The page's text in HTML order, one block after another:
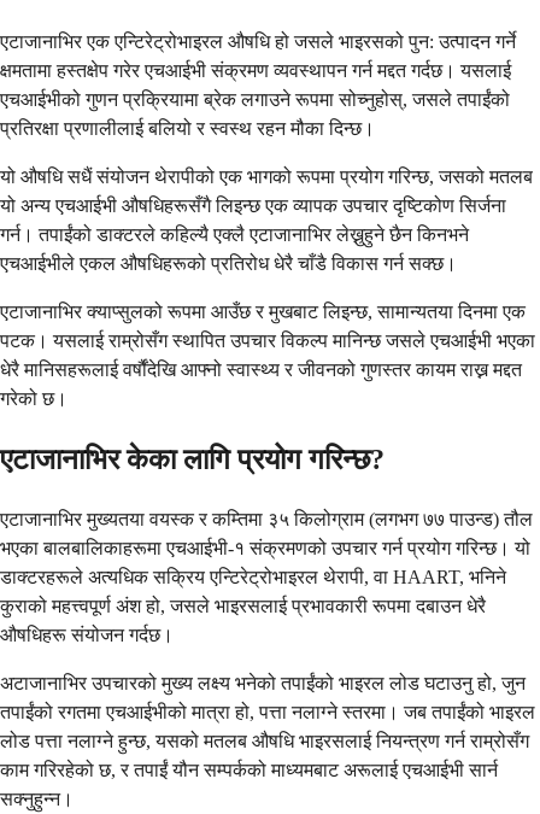
एटाजानाभिर एक एन्टिरेट्रोभाइरल औषधि हो जसले भाइरसको पुन: उत्पादन गर्ने
क्षमतामा हस्तक्षेप गरेर एचआईभी संक्रमण व्यवस्थापन गर्न मद्दत गर्दछ। यसलाई
एचआईभीको गुणन प्रक्रियामा ब्रेक लगाउने रूपमा सोच्नुहोस्, जसले तपाईंको
प्रतिरक्षा प्रणालीलाई बलियो र स्वस्थ रहन मौका दिन्छ।
यो औषधि सधैं संयोजन थेरापीको एक भागको रूपमा प्रयोग गरिन्छ, जसको मतलब
यो अन्य एचआईभी औषधिहरूसँगै लिइन्छ एक व्यापक उपचार दृष्टिकोण सिर्जना
गर्न। तपाईंको डाक्टरले कहिल्यै एक्लै एटाजानाभिर लेख्नुहुने छैन किनभने
एचआईभीले एकल औषधिहरूको प्रतिरोध धेरै चाँडै विकास गर्न सक्छ।
एटाजानाभिर क्याप्सुलको रूपमा आउँछ र मुखबाट लिइन्छ, सामान्यतया दिनमा एक
पटक। यसलाई राम्रोसँग स्थापित उपचार विकल्प मानिन्छ जसले एचआईभी भएका
धेरै मानिसहरूलाई वर्षौंदेखि आफ्नो स्वास्थ्य र जीवनको गुणस्तर कायम राख्न मद्दत
गरेको छ।
एटाजानाभिर केका लागि प्रयोग गरिन्छ?
एटाजानाभिर मुख्यतया वयस्क र कम्तिमा ३५ किलोग्राम (लगभग ७७ पाउन्ड) तौल
भएका बालबालिकाहरूमा एचआईभी-१ संक्रमणको उपचार गर्न प्रयोग गरिन्छ। यो
डाक्टरहरूले अत्यधिक सक्रिय एन्टिरेट्रोभाइरल थेरापी, वा HAART, भनिने
कुराको महत्त्वपूर्ण अंश हो, जसले भाइरसलाई प्रभावकारी रूपमा दबाउन धेरै
औषधिहरू संयोजन गर्दछ।
अटाजानाभिर उपचारको मुख्य लक्ष्य भनेको तपाईंको भाइरल लोड घटाउनु हो, जुन
तपाईंको रगतमा एचआईभीको मात्रा हो, पत्ता नलाग्ने स्तरमा। जब तपाईंको भाइरल
लोड पत्ता नलाग्ने हुन्छ, यसको मतलब औषधि भाइरसलाई नियन्त्रण गर्न राम्रोसँग
काम गरिरहेको छ, र तपाईं यौन सम्पर्कको माध्यमबाट अरूलाई एचआईभी सार्न
सक्नुहुन्न।